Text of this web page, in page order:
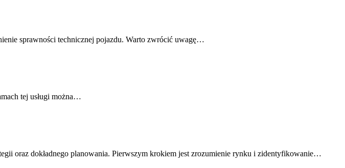
sprawności technicznej pojazdu. Warto zwrócić uwagę…
tej usługi można…
oraz dokładnego planowania. Pierwszym krokiem jest zrozumienie rynku i zidentyfikowanie…